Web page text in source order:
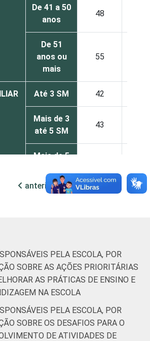
De 41 a 50
anos
48
De 51
anos ou
mais
55
Até 3 SM 42
Mais de 3
até 5 SM
43
Mais de 5
Até 3 SM 42 37
Mais de 5
SM
61
Norte
Oeste
44
anterior próxima
PELA ESCOLA, POR
SOBRE AS AÇÕES PRIORITÁRIAS
AS PRÁTICAS DE ENSINO E
NA ESCOLA
PELA ESCOLA, POR
SOBRE OS DESAFIOS PARA O
DE ATIVIDADES DE